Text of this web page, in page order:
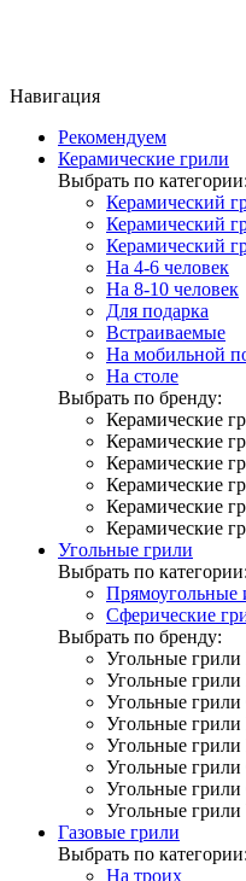
Навигация
Рекомендуем
Керамические грили
Выбрать по категории:
Керамический
Керамический
Керамический
На 4-6 человек
На 8-10 человек
Для подарка
Встраиваемые
На мобильной
На столе
Выбрать по бренду:
Керамические
Керамические
Керамические
Керамические
Керамические
Керамические
Угольные грили
Выбрать по категории:
Прямоугольные
Сферические
Выбрать по бренду:
Угольные
Угольные грили
Угольные грили
Угольные грили
Угольные грили
Угольные
Угольные грили
Угольные грили
Газовые грили
Выбрать по категории:
На троих